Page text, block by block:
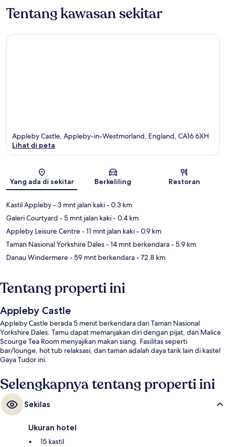
Tentang kawasan sekitar
Peta
Appleby Castle, Appleby-in-Westmorland, England, CA16 6XH
Lihat di peta
Yang ada di sekitar Berkeliling Restoran
Kastil Appleby- 3 mnt jalan kaki- 0.3 km
Galeri Courtyard - 5 mnt jalan kaki- 0.4 km
Appleby Leisure Centre- 11 mnt jalan kaki- 0.9 km
Taman Nasional Yorkshire Dales- 14 mnt berkendara- 5.9 km
Danau Windermere- 59 mnt berkendara- 72.8 km
Tentang properti ini
Appleby Castle
Appleby Castle berada 5 menit berkendara dari Taman Nasional
Yorkshire Dales. Tamu dapat memanjakan diri dengan pijat, dan Malice
Scourge Tea Room menyajikan makan siang. Fasilitas seperti
bar/lounge, hot tub relaksasi, dan taman adalah daya tarik lain di kastel
Gaya Tudor ini.
Selengkapnya tentang properti ini
Sekilas
Ukuran hotel
15 kastil